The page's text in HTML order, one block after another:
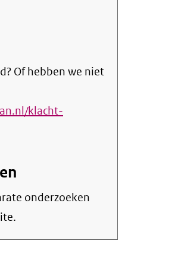
Of hebben we niet
klacht-
onderzoeken